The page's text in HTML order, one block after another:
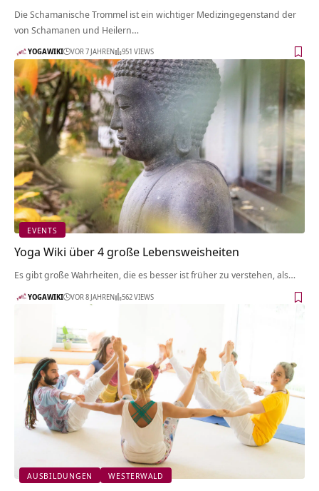
Die Schamanische Trommel ist ein wichtiger Medizingegenstand der
von Schamanen und Heilern…
YOGAWIKI VOR 7 JAHREN 951 VIEWS
EVENTS
Yoga Wiki über 4 große Lebensweisheiten
Es gibt große Wahrheiten, die es besser ist früher zu verstehen, als…
YOGAWIKI VOR 8 JAHREN 562 VIEWS
AUSBILDUNGEN WESTERWALD